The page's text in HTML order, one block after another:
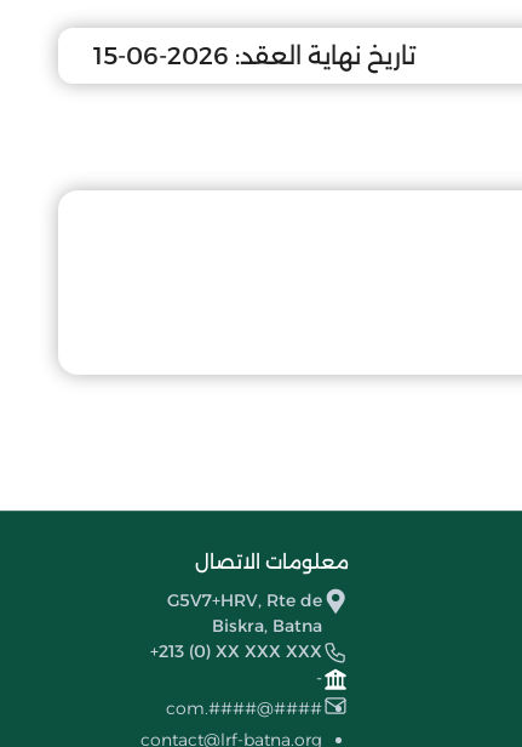
تاريخ نهاية العقد: 2026-06-15
معلومات الاتصال
G5V7+HRV, Rte de
Biskra, Batna
+213 (0) XX XXX XXX
-
####@####.com
contact@lrf-batna.org